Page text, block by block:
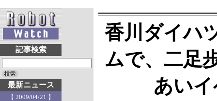
記事検索
最新ニュース
【 2009/04/21 】
香川ダイハ
ムで、二足
あい